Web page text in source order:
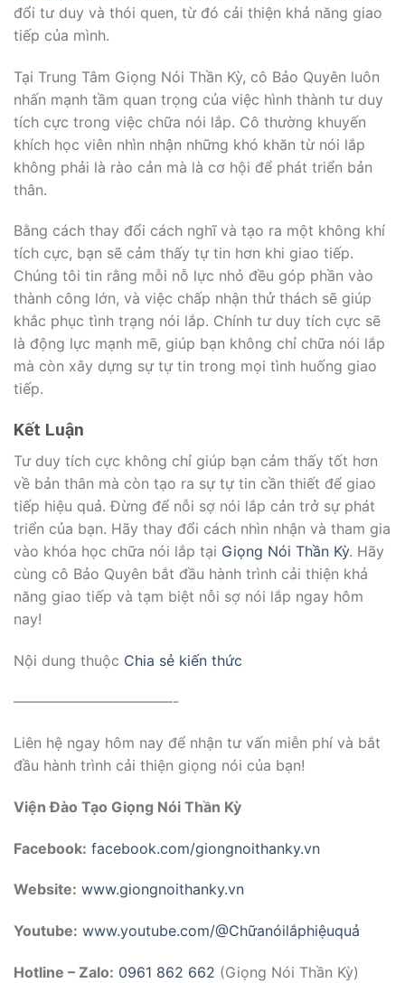
đổi tư duy và thói quen, từ đó cải thiện khả năng giao
tiếp của mình.
Tại Trung Tâm Giọng Nói Thần Kỳ, cô Bảo Quyên luôn
nhấn mạnh tầm quan trọng của việc hình thành tư duy
tích cực trong việc chữa nói lắp. Cô thường khuyến
khích học viên nhìn nhận những khó khăn từ nói lắp
không phải là rào cản mà là cơ hội để phát triển bản
thân.
Bằng cách thay đổi cách nghĩ và tạo ra một không khí
tích cực, bạn sẽ cảm thấy tự tin hơn khi giao tiếp.
Chúng tôi tin rằng mỗi nỗ lực nhỏ đều góp phần vào
thành công lớn, và việc chấp nhận thử thách sẽ giúp
khắc phục tình trạng nói lắp. Chính tư duy tích cực sẽ
là động lực mạnh mẽ, giúp bạn không chỉ chữa nói lắp
mà còn xây dựng sự tự tin trong mọi tình huống giao
tiếp.
Kết Luận
Tư duy tích cực không chỉ giúp bạn cảm thấy tốt hơn
về bản thân mà còn tạo ra sự tự tin cần thiết để giao
tiếp hiệu quả. Đừng để nỗi sợ nói lắp cản trở sự phát
triển của bạn. Hãy thay đổi cách nhìn nhận và tham gia
vào khóa học chữa nói lắp tại Giọng Nói Thần Kỳ. Hãy
cùng cô Bảo Quyên bắt đầu hành trình cải thiện khả
năng giao tiếp và tạm biệt nỗi sợ nói lắp ngay hôm
nay!
Nội dung thuộc Chia sẻ kiến thức
———————————-
Liên hệ ngay hôm nay để nhận tư vấn miễn phí và bắt
đầu hành trình cải thiện giọng nói của bạn!
Viện Đào Tạo Giọng Nói Thần Kỳ
Facebook: facebook.com/giongnoithanky.vn
Website: www.giongnoithanky.vn
Youtube: www.youtube.com/@Chữanóilắphiệuquả
Hotline – Zalo: 0961 862 662 (Giọng Nói Thần Kỳ)